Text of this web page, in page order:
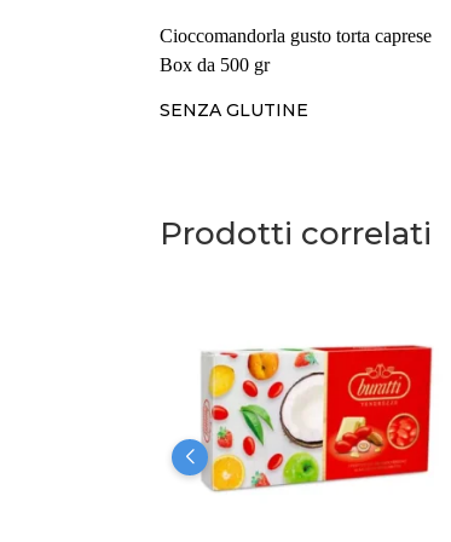
Cioccomandorla gusto torta caprese
Box da 500 gr
SENZA GLUTINE
Prodotti correlati